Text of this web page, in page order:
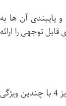
پایبندی آن ها به
مزایای قابل توجهی را ارائه
یکی از مهمترین نگرانی های افراد دیابتی، درد ناشی از تزریق روزانه است. سر سوزن کافبر سایز 4 با چندین ویژگی